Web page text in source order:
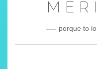
porque to